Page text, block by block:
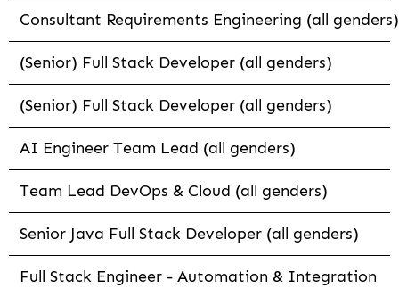
Consultant Requirements Engineering (all genders)
(Senior) Full Stack Developer (all genders)
(Senior) Full Stack Developer (all genders)
AI Engineer Team Lead (all genders)
Team Lead DevOps & Cloud (all genders)
Senior Java Full Stack Developer (all genders)
Full Stack Engineer - Automation & Integration